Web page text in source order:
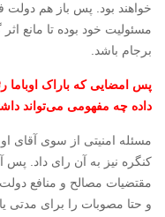
خواهند بود. پس باز هم دولت
مسئولیت خود بوده تا مانع
برجام باشد.
پس امضایی که باراک اوباما
داده چه مفهومی می‌تواند
مسئله امنیتی از سوی آقای
کنگره نیز به آن رای داد. پس
مقتضیات مصالح و منافع
و حتا مصوبات را برای مدتی